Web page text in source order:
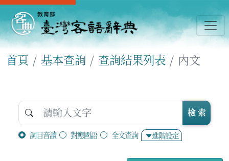
首頁 基本查詢 查詢結果列表 內文
詞目音讀 對應國語 全文查詢 進階設定
檢 索